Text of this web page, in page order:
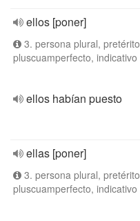
ellos [poner]
3. persona plural, pretérito
pluscuamperfecto, indicativo
ellos habían puesto
ellas [poner]
3. persona plural, pretérito
pluscuamperfecto, indicativo